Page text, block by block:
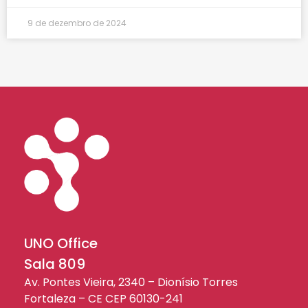
9 de dezembro de 2024
UNO Office
Sala 809
Av. Pontes Vieira, 2340 – Dionísio Torres
Fortaleza – CE CEP 60130-241